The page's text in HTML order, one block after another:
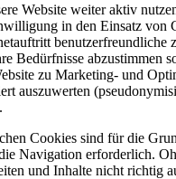
Website weiter aktiv
in den Einsatz von
benutzerfreundliche
Bedürfnisse abzustimmen
zu Marketing- und
auszuwerten
Cookies sind für die
Navigation erforderlich.
und Inhalte nicht richtig